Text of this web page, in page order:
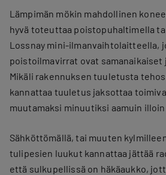
Lämpimän mökin mahdollinen
hyvä toteuttaa poistopuhaltimella
Lossnay mini-ilmanvaihtolaitteella,
poistoilmavirrat ovat samanaikaiset
Mikäli rakennuksen tuuletusta
kannattaa tuuletus jaksottaa
muutamaksi minuutiksi aamuin illoin
Sähköttömällä, tai muuten
tulipesien luukut kannattaa jättää
että sulkupellissä on häkäaukko,